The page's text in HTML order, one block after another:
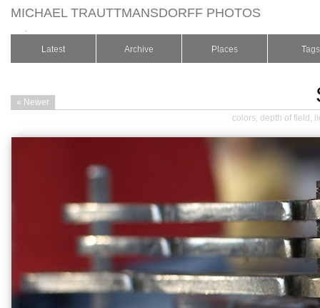
MICHAEL TRAUTTMANSDORFF PHOTOS
Latest Archive Places Tags
« Newer
colors, depth of field ,